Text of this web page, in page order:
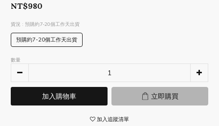
NT$980
貨況 : 預購約7-20個工作天出貨
預購約7-20個工作天出貨
數量
加入購物車 立即購買
加入追蹤清單